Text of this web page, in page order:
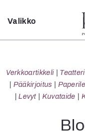
Sulje
Valikko
Verkkoartikkeli Teatteri
Pääkirjoitus
Levyt
Kuvataide